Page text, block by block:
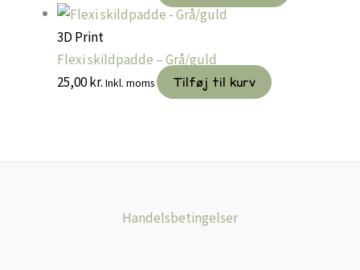
3D Print
Flexi skildpadde – Grå/guld
25,00kr. Inkl. moms Tilføj til kurv
Handelsbetingelser